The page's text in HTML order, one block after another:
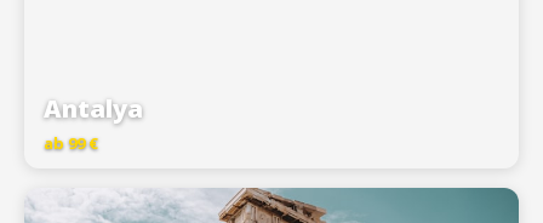
Antalya
ab 99 €